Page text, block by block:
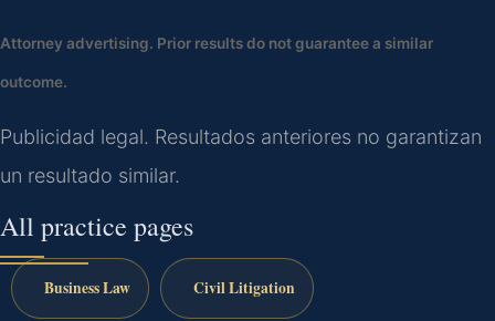
Attorney advertising. Prior results do not guarantee a similar
outcome.
Publicidad legal. Resultados anteriores no garantizan
un resultado similar.
All practice pages
Business Law Civil Litigation